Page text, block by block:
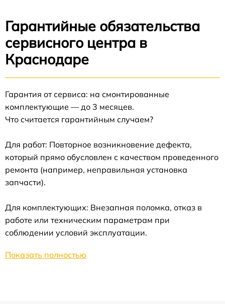
Гарантийные обязательства
сервисного центра в
Краснодаре
Гарантия от сервиса: на смонтированные
комплектующие — до 3 месяцев.
Что считается гарантийным случаем?
Для работ: Повторное возникновение дефекта,
который прямо обусловлен с качеством проведенного
ремонта (например, неправильная установка
запчасти).
Для комплектующих: Внезапная поломка, отказ в
работе или техническим параметрам при
соблюдении условий эксплуатации.
Показать полностью